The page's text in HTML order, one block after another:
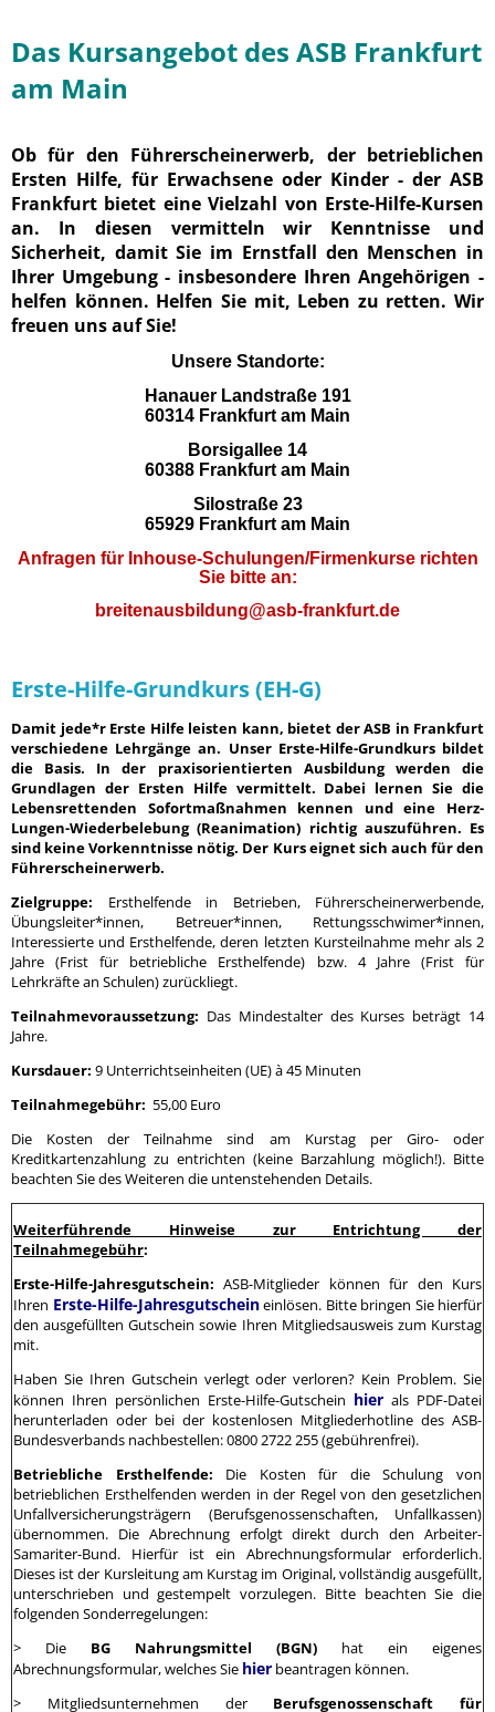
Das Kursangebot des ASB Frankfurt
am Main
Ob für den Führerscheinerwerb, der betrieblichen
Ersten Hilfe, für Erwachsene oder Kinder - der ASB
Frankfurt bietet eine Vielzahl von Erste-Hilfe-Kursen
an. In diesen vermitteln wir Kenntnisse und
Sicherheit, damit Sie im Ernstfall den Menschen in
Ihrer Umgebung - insbesondere Ihren Angehörigen -
helfen können. Helfen Sie mit, Leben zu retten. Wir
freuen uns auf Sie!
Unsere Standorte:
Hanauer Landstraße 191
60314 Frankfurt am Main
Borsigallee 14
60388 Frankfurt am Main
Silostraße 23
65929 Frankfurt am Main
Anfragen für Inhouse-Schulungen/Firmenkurse richten
Sie bitte an:
breitenausbildung@asb-frankfurt.de
Erste-Hilfe-Grundkurs (EH-G)
Damit jede*r Erste Hilfe leisten kann, bietet der ASB in Frankfurt
verschiedene Lehrgänge an. Unser Erste-Hilfe-Grundkurs bildet
die Basis. In der praxisorientierten Ausbildung werden die
Grundlagen der Ersten Hilfe vermittelt. Dabei lernen Sie die
Lebensrettenden Sofortmaßnahmen kennen und eine Herz-
Lungen-Wiederbelebung (Reanimation) richtig auszuführen. Es
sind keine Vorkenntnisse nötig. Der Kurs eignet sich auch für den
Führerscheinerwerb.
Zielgruppe: Ersthelfende in Betrieben, Führerscheinerwerbende,
Übungsleiter*innen, Betreuer*innen, Rettungsschwimer*innen,
Interessierte und Ersthelfende, deren letzten Kursteilnahme mehr als 2
Jahre (Frist für betriebliche Ersthelfende) bzw. 4 Jahre (Frist für
Lehrkräfte an Schulen) zurückliegt.
Teilnahmevoraussetzung: Das Mindestalter des Kurses beträgt 14
Jahre.
Kursdauer: 9 Unterrichtseinheiten (UE) à 45 Minuten
Teilnahmegebühr: 55,00 Euro
Die Kosten der Teilnahme sind am Kurstag per Giro- oder
Kreditkartenzahlung zu entrichten (keine Barzahlung möglich!). Bitte
beachten Sie des Weiteren die untenstehenden Details.
Weiterführende Hinweise zur Entrichtung der
Teilnahmegebühr:
Erste-Hilfe-Jahresgutschein:ASB-Mitglieder können für den Kurs
Ihren Erste-Hilfe-Jahresgutscheineinlösen. Bitte bringen Sie hierfür
den ausgefüllten Gutschein sowie Ihren Mitgliedsausweis zum Kurstag
mit.
Haben Sie Ihren Gutschein verlegt oder verloren? Kein Problem. Sie
können Ihren persönlichen Erste-Hilfe-Gutschein hier als PDF-Datei
herunterladen oder bei der kostenlosen Mitgliederhotline des ASB-
Bundesverbands nachbestellen: 0800 2722 255 (gebührenfrei).
Betriebliche Ersthelfende: Die Kosten für die Schulung von
betrieblichen Ersthelfenden werden in der Regel von den gesetzlichen
Unfallversicherungsträgern (Berufsgenossenschaften, Unfallkassen)
übernommen. Die Abrechnung erfolgt direkt durch den Arbeiter-
Samariter-Bund. Hierfür ist ein Abrechnungsformular erforderlich.
Dieses ist der Kursleitung am Kurstag im Original, vollständig ausgefüllt,
unterschrieben und gestempelt vorzulegen. Bitte beachten Sie die
folgenden Sonderregelungen:
> Die BG Nahrungsmittel (BGN) hat ein eigenes
Abrechnungsformular, welches Sie hier beantragen können.
> Mitgliedsunternehmen der Berufsgenossenschaft für